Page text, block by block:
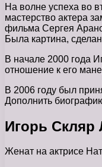
На волне успеха во
мастерство актера
фильма Сергея
Была картина,
В начале 2000 года
отношение к его
В 2006 году был
Дополнить
Игорь Скляр
Женат на актрисе